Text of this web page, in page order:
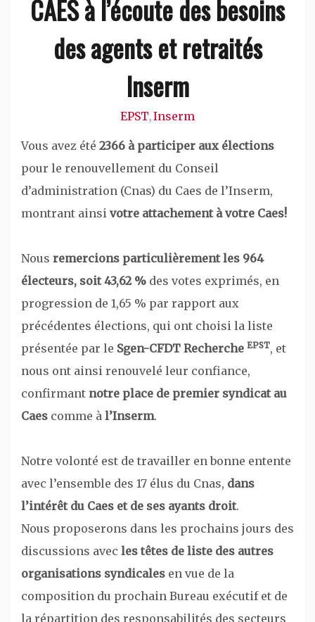
CAES à l’écoute des besoins
des agents et retraités
Inserm
EPST,Inserm
Vous avez été 2366 à participer aux élections
pour le renouvellement du Conseil
d’administration (Cnas) du Caes de l’Inserm,
montrant ainsi votre attachement à votre Caes!
Nous remercions particulièrement les 964
électeurs, soit 43,62 % des votes exprimés, en
progression de 1,65 % par rapport aux
précédentes élections, qui ont choisi la liste
présentée par le Sgen-CFDT Recherche EPST, et
nous ont ainsi renouvelé leur confiance,
confirmant notre place de premier syndicat au
Caes comme à l’Inserm.
Notre volonté est de travailler en bonne entente
avec l’ensemble des 17 élus du Cnas, dans
l’intérêt du Caes et de ses ayants droit.
Nous proposerons dans les prochains jours des
discussions avec les têtes de liste des autres
organisations syndicales en vue de la
composition du prochain Bureau exécutif et de
la répartition des responsabilités des secteurs